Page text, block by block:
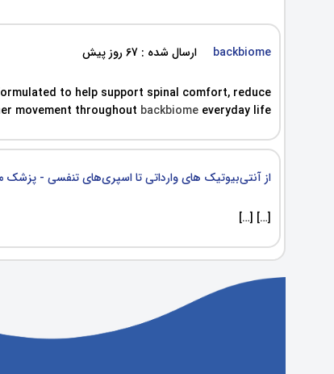
backbiome ارسال شده : 67 روز پیش
to help support spinal comfort, reduce
movement throughout backbiome everyday life.
از آنتی‌بیوتیک‌ های وارداتی تا اسپری‌های تنفسی -
[…] […]